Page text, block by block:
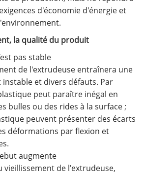
d'économie d'énergie et
la qualité du produit
pas stable
de l'extrudeuse entraînera une
et divers défauts. Par
peut paraître inégal en
bulles ou des rides à la surface ;
peuvent présenter des écarts
déformations par flexion et
augmente
vieillissement de l'extrudeuse,